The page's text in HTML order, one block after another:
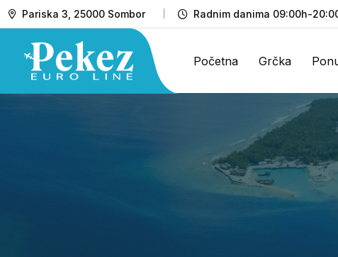
Pariska 3, 25000 Sombor Radnim danima 09:00h-
Početna Grčka